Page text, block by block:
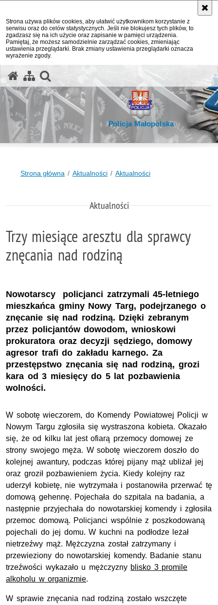
Strona używa plików cookies, aby ułatwić użytkownikom korzystanie z
serwisu oraz do celów statystycznych. Jeśli nie blokujesz tych plików, to
zgadzasz się na ich użycie oraz zapisanie w pamięci urządzenia.
Pamiętaj, że możesz samodzielnie zarządzać cookies, zmieniając
ustawienia przeglądarki. Brak zmiany ustawienia przeglądarki oznacza
wyrażenie zgody.
Policja Małopolska
Strona główna Aktualności Aktualności
Aktualności
Trzy miesiące aresztu dla sprawcy
znęcania nad rodziną
Nowotarscy policjanci zatrzymali 45-letniego
mieszkańca gminy Nowy Targ, podejrzanego o
znęcanie się nad rodziną. Dzięki zebranym
przez policjantów dowodom, wnioskowi
prokuratora oraz decyzji sędziego, domowy
agresor trafi do zakładu karnego. Za
przestępstwo znęcania się nad rodziną, grozi
kara od 3 miesięcy do 5 lat pozbawienia
wolności.
W sobotę wieczorem, do Komendy Powiatowej Policji w
Nowym Targu zgłosiła się wystraszona kobieta. Okazało
się, że od kilku lat jest ofiarą przemocy domowej ze
strony swojego męża. W sobotę wieczorem doszło do
kolejnej awantury, podczas której pijany mąż ubliżał jej
oraz groził pozbawieniem życia. Kiedy kolejny raz
uderzył kobietę, nie wytrzymała i postanowiła przerwać tę
domową gehennę. Pojechała do szpitala na badania, a
następnie przyjechała do nowotarskiej komendy i zgłosiła
przemoc domową. Policjanci wspólnie z poszkodowaną
pojechali do jej domu. W kuchni na podłodze leżał
nietrzeźwy mąż. Mężczyzna został zatrzymany i
przewieziony do nowotarskiej komendy. Badanie stanu
trzeźwości wykazało u mężczyzny blisko 3 promile
alkoholu w organizmie.
W sprawie znęcania nad rodziną zostało wszczęte